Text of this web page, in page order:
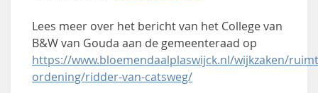
Lees meer over het bericht van het College van
B&W van Gouda aan de gemeenteraad op
https://www.bloemendaalplaswijck.nl/wijkzaken/
ordening/ridder-van-catsweg/